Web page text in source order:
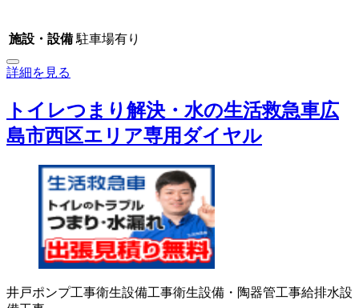
施設・設備 駐車場有り
詳細を見る
トイレつまり解決・水の生活救急車広
島市西区エリア専用ダイヤル
井戸ポンプ工事衛生設備工事衛生設備・陶器管工事給排水設